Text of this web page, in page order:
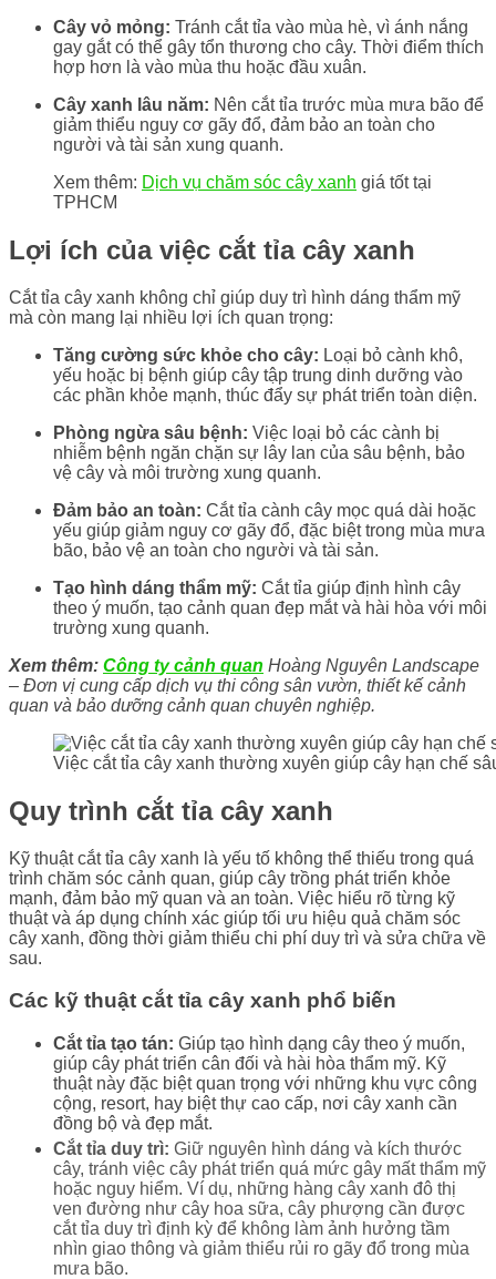
Cây vỏ mỏng: Tránh cắt tỉa vào mùa hè, vì ánh nắng
gay gắt có thể gây tổn thương cho cây. Thời điểm thích
hợp hơn là vào mùa thu hoặc đầu xuân.
Cây xanh lâu năm: Nên cắt tỉa trước mùa mưa bão để
giảm thiểu nguy cơ gãy đổ, đảm bảo an toàn cho
người và tài sản xung quanh.
Xem thêm: Dịch vụ chăm sóc cây xanh giá tốt tại
TPHCM
Lợi ích của việc cắt tỉa cây xanh
Cắt tỉa cây xanh không chỉ giúp duy trì hình dáng thẩm mỹ
mà còn mang lại nhiều lợi ích quan trọng:
Tăng cường sức khỏe cho cây: Loại bỏ cành khô,
yếu hoặc bị bệnh giúp cây tập trung dinh dưỡng vào
các phần khỏe mạnh, thúc đẩy sự phát triển toàn diện.
Phòng ngừa sâu bệnh: Việc loại bỏ các cành bị
nhiễm bệnh ngăn chặn sự lây lan của sâu bệnh, bảo
vệ cây và môi trường xung quanh.
Đảm bảo an toàn: Cắt tỉa cành cây mọc quá dài hoặc
yếu giúp giảm nguy cơ gãy đổ, đặc biệt trong mùa mưa
bão, bảo vệ an toàn cho người và tài sản.
Tạo hình dáng thẩm mỹ: Cắt tỉa giúp định hình cây
theo ý muốn, tạo cảnh quan đẹp mắt và hài hòa với môi
trường xung quanh.
Xem thêm: Công ty cảnh quan Hoàng Nguyên Landscape
– Đơn vị cung cấp dịch vụ thi công sân vườn, thiết kế cảnh
quan và bảo dưỡng cảnh quan chuyên nghiệp.
Việc cắt tỉa cây xanh thường xuyên giúp cây hạn chế
Quy trình cắt tỉa cây xanh
Kỹ thuật cắt tỉa cây xanh là yếu tố không thể thiếu trong quá
trình chăm sóc cảnh quan, giúp cây trồng phát triển khỏe
mạnh, đảm bảo mỹ quan và an toàn. Việc hiểu rõ từng kỹ
thuật và áp dụng chính xác giúp tối ưu hiệu quả chăm sóc
cây xanh, đồng thời giảm thiểu chi phí duy trì và sửa chữa về
sau.
Các kỹ thuật cắt tỉa cây xanh phổ biến
Cắt tỉa tạo tán: Giúp tạo hình dạng cây theo ý muốn,
giúp cây phát triển cân đối và hài hòa thẩm mỹ. Kỹ
thuật này đặc biệt quan trọng với những khu vực công
cộng, resort, hay biệt thự cao cấp, nơi cây xanh cần
đồng bộ và đẹp mắt.
Cắt tỉa duy trì: Giữ nguyên hình dáng và kích thước
cây, tránh việc cây phát triển quá mức gây mất thẩm mỹ
hoặc nguy hiểm. Ví dụ, những hàng cây xanh đô thị
ven đường như cây hoa sữa, cây phượng cần được
cắt tỉa duy trì định kỳ để không làm ảnh hưởng tầm
nhìn giao thông và giảm thiểu rủi ro gãy đổ trong mùa
mưa bão.